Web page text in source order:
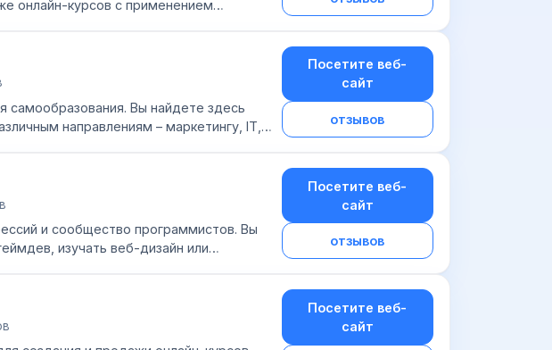
онлайн-курсов с применением
самообразования. Вы найдете здесь
направлениям – маркетингу, IT,
Посетите веб-
сайт
отзывов
и сообщество программистов. Вы
изучать веб-дизайн или
Посетите веб-
сайт
отзывов
Посетите веб-
сайт